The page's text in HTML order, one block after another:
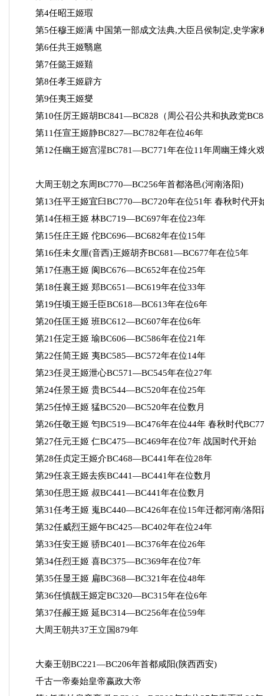
第4任昭王姬瑕
第5任穆王姬满 中国第一部成文法典,大臣吕侯制定,史学家
第6任共王姬翳扈
第7任懿王姬囏
第8任孝王姬辟方
第9任夷王姬燮
第10任厉王姬胡BC841—BC828（周公召公共和执政党
第11任宣王姬静BC827—BC782年在位46年
第12任幽王姬宫湦BC781—BC771年在位11年周幽王烽火
大周王朝之东周BC770—BC256年首都洛邑(河南洛阳)
第13任平王姬宜臼BC770—BC720年在位51年 春秋时代开
第14任桓王姬 林BC719—BC697年在位23年
第15任庄王姬 佗BC696—BC682年在位15年
第16任未攵厘(音西)王姬胡齐BC681—BC677年在位5年
第17任惠王姬 阆BC676—BC652年在位25年
第18任襄王姬 郑BC651—BC619年在位33年
第19任顷王姬壬臣BC618—BC613年在位6年
第20任匡王姬 班BC612—BC607年在位6年
第21任定王姬 瑜BC606—BC586年在位21年
第22任简王姬 夷BC585—BC572年在位14年
第23任灵王姬泄心BC571—BC545年在位27年
第24任景王姬 贵BC544—BC520年在位25年
第25任悼王姬 猛BC520—BC520年在位数月
第26任敬王姬 匄BC519—BC476年在位44年 春秋时代
第27任元王姬 仁BC475—BC469年在位7年 战国时代开始
第28任贞定王姬介BC468—BC441年在位28年
第29任哀王姬去疾BC441—BC441年在位数月
第30任思王姬 叔BC441—BC441年在位数月
第31任考王姬 嵬BC440—BC426年在位15年迁都河南/洛阳
第32任威烈王姬午BC425—BC402年在位24年
第33任安王姬 骄BC401—BC376年在位26年
第34任烈王姬 喜BC375—BC369年在位7年
第35任显王姬 扁BC368—BC321年在位48年
第36任慎靓王姬定BC320—BC315年在位6年
第37任赧王姬 延BC314—BC256年在位59年
大周王朝共37王立国879年
大秦王朝BC221—BC206年首都咸阳(陕西西安)
千古一帝秦始皇帝嬴政大帝